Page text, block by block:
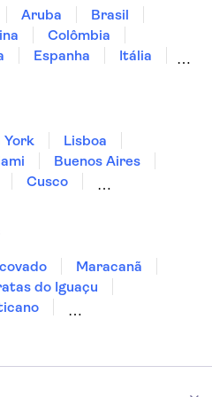
Reichstag
dos Museus
Aruba
Brasil
Colômbia
Espanha
Itália
York
Lisboa
Buenos Aires
Cusco
Maracanã
do Iguaçu
da Liberdade